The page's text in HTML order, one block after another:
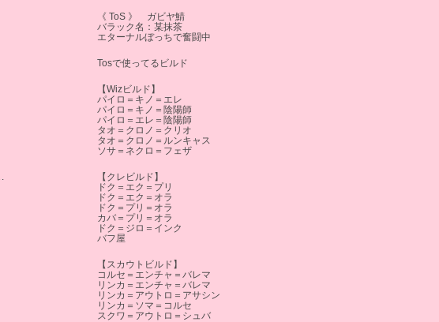
《 ToS 》 ガビヤ鯖
バラック名：某抹茶
エターナルぼっちで奮闘中
Tosで使ってるビルド
【Wizビルド】
パイロ＝キノ＝エレ
パイロ＝キノ＝陰陽師
パイロ＝エレ＝陰陽師
タオ＝クロノ＝クリオ
タオ＝クロノ＝ルンキャス
ソサ＝ネクロ＝フェザ
【クレビルド】
ドク＝エク＝プリ
ドク＝エク＝オラ
ドク＝プリ＝オラ
カバ＝プリ＝オラ
ドク＝ジロ＝インク
バフ屋
【スカウトビルド】
コルセ＝エンチャ＝バレマ
リンカ＝エンチャ＝バレマ
リンカ＝アウトロ＝アサシン
リンカ＝ソマ＝コルセ
スクワ＝アウトロ＝シュバ